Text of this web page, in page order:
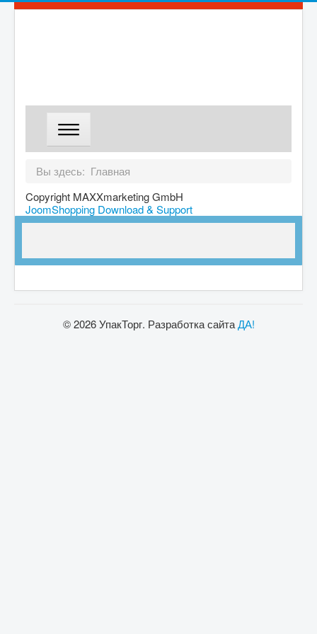
ДОСТАВКА
КОНТАКТЫ
Вы здесь: Главная
Copyright MAXXmarketing GmbH
JoomShopping Download & Support
© 2026 УпакТорг. Разработка сайтаДА!